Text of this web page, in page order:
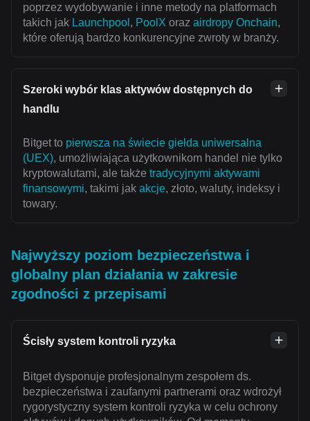
poprzez wydobywanie i inne metody na platformach
takich jak Launchpool , PoolX oraz airdropy Onchain,
które oferują bardzo konkurencyjne zwroty w branży.
Szeroki wybór klas aktywów dostępnych do
handlu
Bitget to pierwsza na świecie giełda uniwersalna
(UEX), umożliwiająca użytkownikom handel nie tylko
kryptowalutami, ale także tradycyjnymi aktywami
finansowymi, takimi jak akcje, złoto, waluty, indeksy i
towary.
Najwyższy poziom bezpieczeństwa i
globalny plan działania w zakresie
zgodności z przepisami
Ścisły system kontroli ryzyka
Bitget dysponuje profesjonalnym zespołem ds.
bezpieczeństwa i zaufanymi partnerami oraz wdrożył
rygorystyczny system kontroli ryzyka w celu ochrony